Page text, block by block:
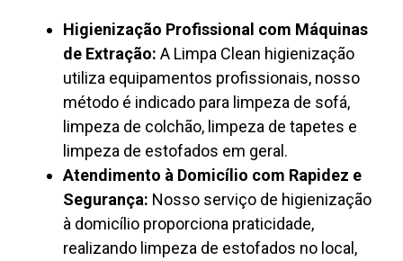
Higienização Profissional com Máquinas
de Extração: A Limpa Clean higienização
utiliza equipamentos profissionais, nosso
método é indicado para limpeza de sofá,
limpeza de colchão, limpeza de tapetes e
limpeza de estofados em geral.
Atendimento à Domicílio com Rapidez e
Segurança: Nosso serviço de higienização
à domicílio proporciona praticidade,
realizando limpeza de estofados no local,